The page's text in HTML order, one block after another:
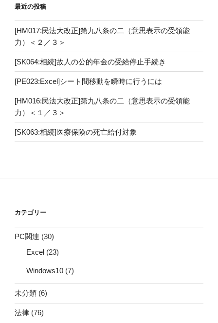
最近の投稿
[HM017:民法大改正]第九八条の二（意思表示の受領能
力）＜２／３＞
[SK064:相続]故人の公的年金の受給停止手続き
[PE023:Excel]シート間移動を瞬時に行うには
[HM016:民法大改正]第九八条の二（意思表示の受領能
力）＜１／３＞
[SK063:相続]医療保険の死亡給付対象
カテゴリー
PC関連 (30)
Excel (23)
Windows10 (7)
未分類 (6)
法律 (76)